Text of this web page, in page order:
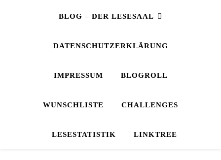
BLOG – DER LESESAAL
DATENSCHUTZERKLÄRUNG
IMPRESSUM BLOGROLL
WUNSCHLISTE CHALLENGES
LESESTATISTIK LINKTREE